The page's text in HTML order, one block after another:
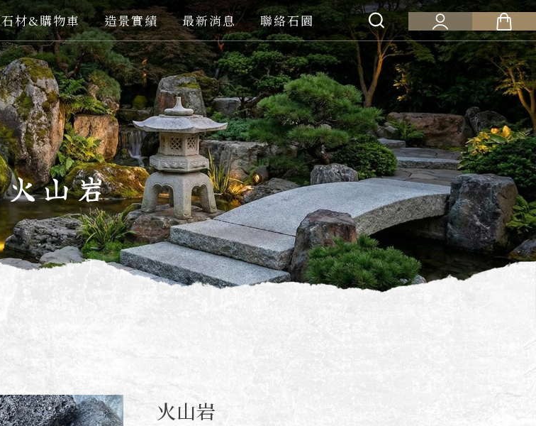
石材&購物車 造景實績 最新消息 聯絡石園
火山岩
火山岩